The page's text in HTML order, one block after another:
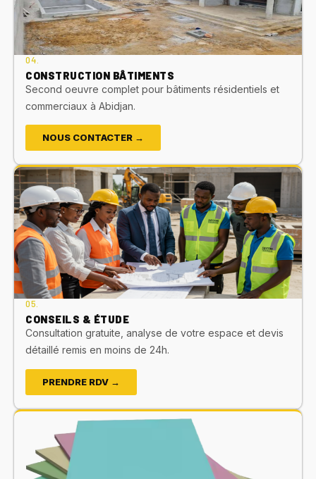
04.
CONSTRUCTION BÂTIMENTS
Second oeuvre complet pour bâtiments résidentiels et
commerciaux à Abidjan.
NOUS CONTACTER →
05.
CONSEILS & ÉTUDE
Consultation gratuite, analyse de votre espace et devis
détaillé remis en moins de 24h.
PRENDRE RDV →